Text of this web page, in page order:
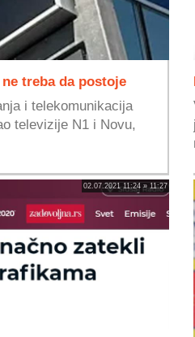
treba da postoje
i telekomunikacija
televizije N1 i Novu,
02.07.2021 11:24 » 11:27